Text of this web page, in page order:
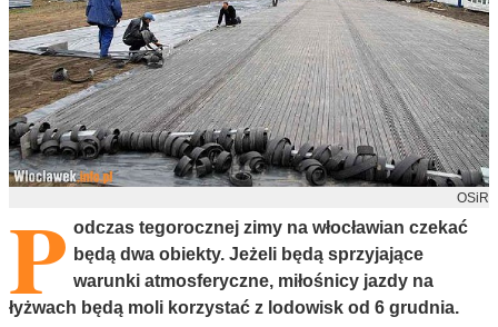
OSiR
P odczas tegorocznej zimy na włocławian czekać
będą dwa obiekty. Jeżeli będą sprzyjające
warunki atmosferyczne, miłośnicy jazdy na
łyżwach będą moli korzystać z lodowisk od 6 grudnia.